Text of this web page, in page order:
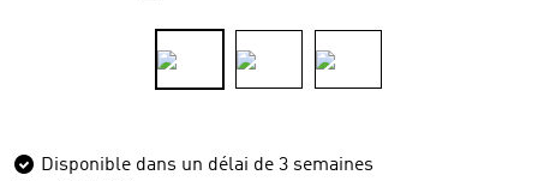
Disponible dans un délai de 3 semaines